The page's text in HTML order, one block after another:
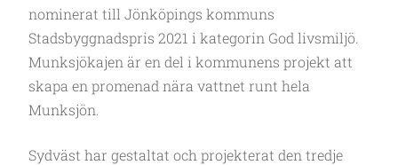
nominerat till Jönköpings kommuns
Stadsbyggnadspris 2021 i kategorin God livsmiljö.
Munksjökajen är en del i kommunens projekt att
skapa en promenad nära vattnet runt hela
Munksjön.
Sydväst har gestaltat och projekterat den tredje